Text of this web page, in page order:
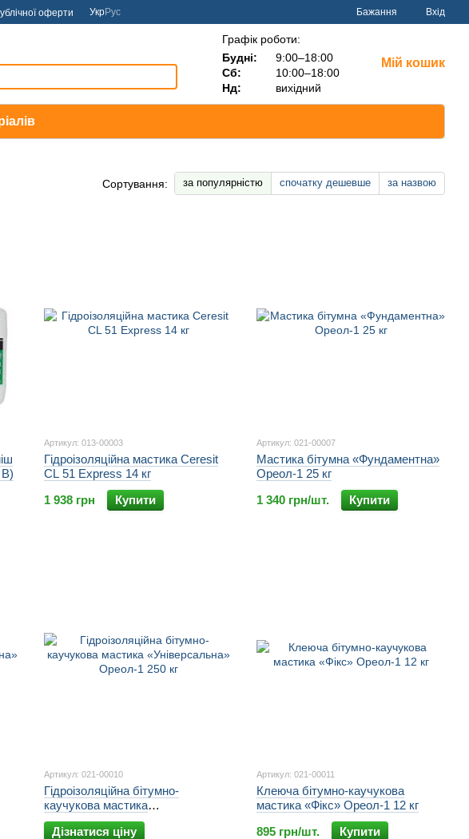
оферти УкрРус Бажання Вхід
Графік роботи:
Будні:
9:00–18:00
Сб:
10:00–18:00
Нд:
вихідний
Мій кошик
Сортування: за популярністю спочатку дешевше за назвою
В)
Артикул: 013-00003
Гідроізоляційна мастика Ceresit
CL 51 Express 14 кг
1 938 грн
Купити
Артикул: 021-00007
Мастика бітумна «Фундаментна»
Ореол-1 25 кг
1 340 грн/шт.
Купити
Артикул: 021-00010
Гідроізоляційна бітумно-
каучукова мастика
«Універсальна» Ореол-1 250 кг
Дізнатися ціну
Артикул: 021-00011
Клеюча бітумно-каучукова
мастика «Фікс» Ореол-1 12 кг
895 грн/шт.
Купити